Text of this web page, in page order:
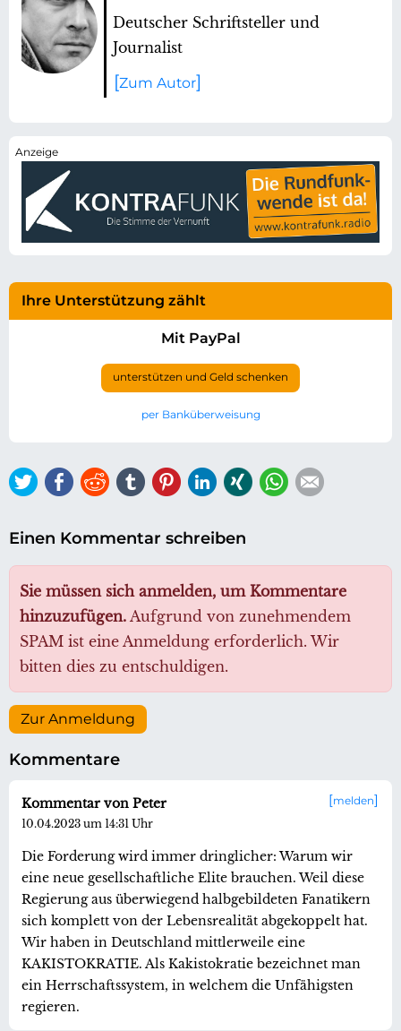
Deutscher Schriftsteller und
Journalist
Zum Autor
Ihre Unterstützung zählt
Mit PayPal
unterstützen und Geld schenken
per Banküberweisung
TwitterFacebook
ReddittumblrPinterestLinkedIn
Xing WhatsApp
Einen Kommentar schreiben
Sie müssen sich anmelden, um Kommentare
hinzuzufügen. Aufgrund von zunehmendem
SPAM ist eine Anmeldung erforderlich. Wir
bitten dies zu entschuldigen.
Zur Anmeldung
Kommentare
melden
Kommentar von Peter
10.04.2023 um 14:31 Uhr
Die Forderung wird immer dringlicher: Warum wir
eine neue gesellschaftliche Elite brauchen. Weil diese
Regierung aus überwiegend halbgebildeten Fanatikern
sich komplett von der Lebensrealität abgekoppelt hat.
Wir haben in Deutschland mittlerweile eine
KAKISTOKRATIE. Als Kakistokratie bezeichnet man
ein Herrschaftssystem, in welchem die Unfähigsten
regieren.